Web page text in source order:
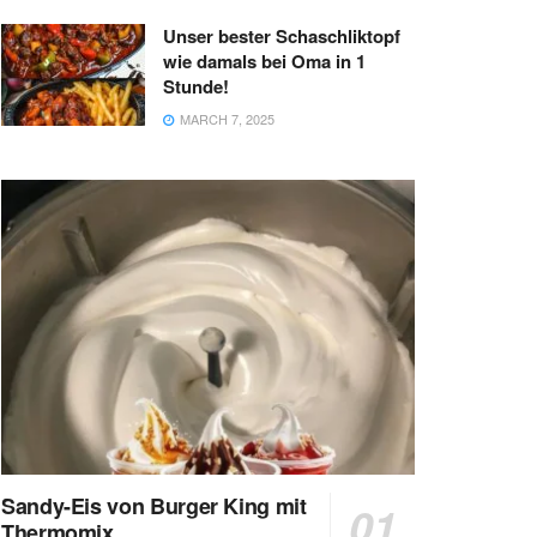
Unser bester Schaschliktopf
wie damals bei Oma in 1
Stunde!
MARCH 7, 2025
Sandy-Eis von Burger King mit